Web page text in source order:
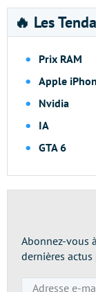
🔥 Les
Prix RAM
Apple
Nvidia
IA
GTA 6
Abonnez-vous
dernières